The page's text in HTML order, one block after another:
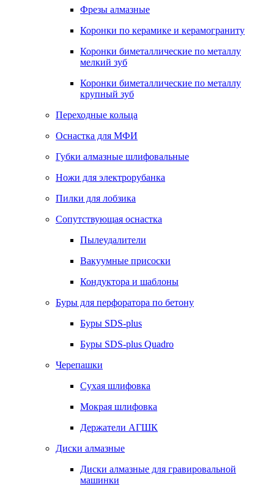
Фрезы алмазные
Коронки по керамике и керамограниту
Коронки биметаллические по металлу
мелкий зуб
Коронки биметаллические по металлу
крупный зуб
Переходные кольца
Оснастка для МФИ
Губки алмазные шлифовальные
Ножи для электрорубанка
Пилки для лобзика
Сопутствующая оснастка
Пылеудалители
Вакуумные присоски
Кондуктора и шаблоны
Буры для перфоратора по бетону
Буры SDS-plus
Буры SDS-plus Quadro
Черепашки
Сухая шлифовка
Мокрая шлифовка
Держатели АГШК
Диски алмазные
Диски алмазные для гравировальной
машинки